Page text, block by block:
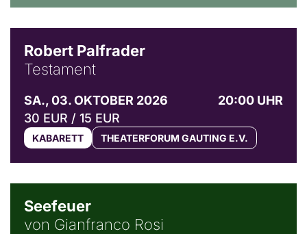
Robert Palfrader
Testament
SA., 03. OKTOBER 2026
20:00 UHR
30 EUR / 15 EUR
KABARETT THEATERFORUM GAUTING E.V.
Seefeuer
von Gianfranco Rosi